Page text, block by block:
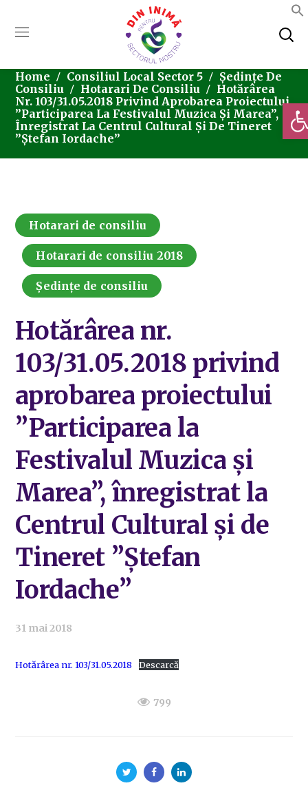
Home Consiliul Local Sector 5
Ședințe De
Consiliu
Hotarari De Consiliu
Hotărârea
Nr. 103/31.05.2018 Privind Aprobarea Proiectului
”Participarea La Festivalul Muzica Și Marea”,
Înregistrat La Centrul Cultural Și De Tineret
”Ștefan Iordache”
Hotarari de consiliu
Hotarari de consiliu 2018
Ședințe de consiliu
Hotărârea nr.
103/31.05.2018 privind
aprobarea proiectului
”Participarea la
Festivalul Muzica și
Marea”, înregistrat la
Centrul Cultural și de
Tineret ”Ștefan
Iordache”
31 mai 2018
Hotărârea nr. 103/31.05.2018 Descarcă
799